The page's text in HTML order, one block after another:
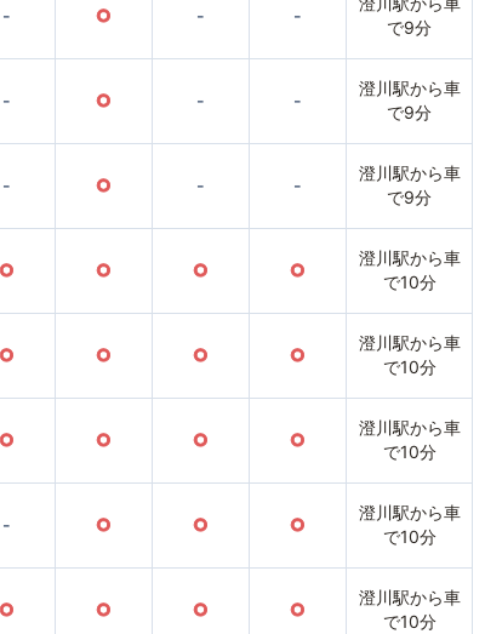
- ○ - -
で9分
- ○ - -
澄川駅から車
で9分
- ○ - -
澄川駅から車
で9分
○ ○ ○ ○
澄川駅から車
で10分
○ ○ ○ ○
澄川駅から車
で10分
○ ○ ○ ○
澄川駅から車
で10分
- ○ ○ ○
澄川駅から車
で10分
○ ○ ○ ○
澄川駅から車
で10分